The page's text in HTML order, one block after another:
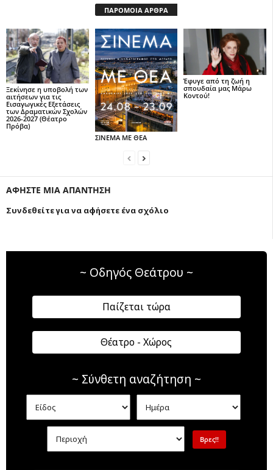
ΠΑΡΟΜΟΙΑ ΑΡΘΡΑ
Ξεκίνησε η υποβολή των
αιτήσεων για τις
Εισαγωγικές Εξετάσεις
των Δραματικών Σχολών
2026-2027 (Θέατρο
Πρόβα)
ΣΙΝΕΜΑ ΜΕ ΘΕΑ
Έφυγε από τη ζωή η
σπουδαία μας Μάρω
Κοντού!
ΑΦΗΣΤΕ ΜΙΑ ΑΠΑΝΤΗΣΗ
Συνδεθείτε για να αφήσετε ένα σχόλιο
~ Οδηγός Θεάτρου ~
Παίζεται τώρα
Θέατρο - Χώρος
~ Σύνθετη αναζήτηση ~